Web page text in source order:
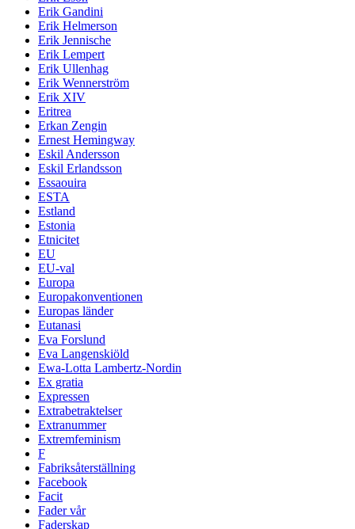
Erik Gandini
Erik Helmerson
Erik Jennische
Erik Lempert
Erik Ullenhag
Erik Wennerström
Erik XIV
Eritrea
Erkan Zengin
Ernest Hemingway
Eskil Andersson
Eskil Erlandsson
Essaouira
ESTA
Estland
Estonia
Etnicitet
EU
EU-val
Europa
Europakonventionen
Europas länder
Eutanasi
Eva Forslund
Eva Langenskiöld
Ewa-Lotta Lambertz-Nordin
Ex gratia
Expressen
Extrabetraktelser
Extranummer
Extremfeminism
F
Fabriksåterställning
Facebook
Facit
Fader vår
Faderskap